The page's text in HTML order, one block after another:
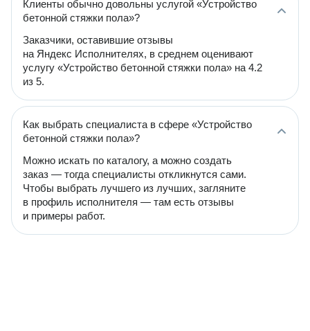
Клиенты обычно довольны услугой «Устройство
бетонной стяжки пола»?
Заказчики, оставившие отзывы
на Яндекс Исполнителях, в среднем оценивают
услугу «Устройство бетонной стяжки пола» на 4.2
из 5.
Как выбрать специалиста в сфере «Устройство
бетонной стяжки пола»?
Можно искать по каталогу, а можно создать
заказ — тогда специалисты откликнутся сами.
Чтобы выбрать лучшего из лучших, загляните
в профиль исполнителя — там есть отзывы
и примеры работ.